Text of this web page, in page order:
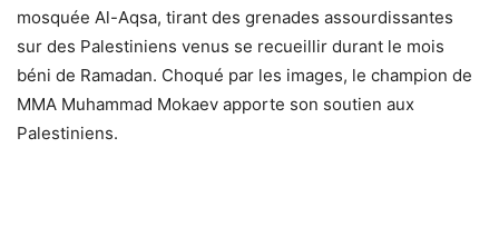
mosquée Al-Aqsa, tirant des grenades assourdissantes
sur des Palestiniens venus se recueillir durant le mois
béni de Ramadan. Choqué par les images, le champion de
MMA Muhammad Mokaev apporte son soutien aux
Palestiniens.